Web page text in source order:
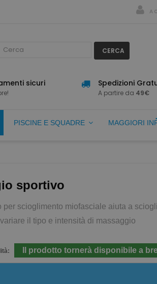
CERCA
sicuri Spedizioni
A partire da 49€
PISCINE E SQUADRE MAGGIORI
sportivo
scioglimento miofasciale aiuta a
il tipo e intensità di massaggio
Il prodotto tornerà disponibile a